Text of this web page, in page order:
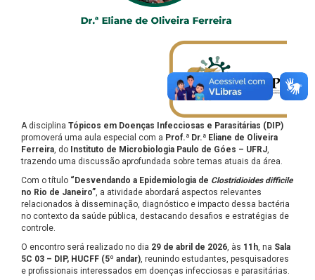
A disciplina Tópicos em Doenças Infecciosas e Parasitárias (DIP)
promoverá uma aula especial com a Prof.ª Dr.ª Eliane de Oliveira
Ferreira, do Instituto de Microbiologia Paulo de Góes – UFRJ,
trazendo uma discussão aprofundada sobre temas atuais da área.
Com o título “Desvendando a Epidemiologia de Clostridioides difficile
no Rio de Janeiro”, a atividade abordará aspectos relevantes
relacionados à disseminação, diagnóstico e impacto dessa bactéria
no contexto da saúde pública, destacando desafios e estratégias de
controle.
O encontro será realizado no dia 29 de abril de 2026, às 11h, na Sala
5C 03 – DIP, HUCFF (5º andar), reunindo estudantes, pesquisadores
e profissionais interessados em doenças infecciosas e parasitárias.